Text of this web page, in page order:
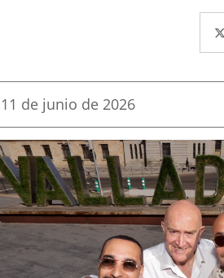
Fecha
la
noticia
11 de junio de 2026